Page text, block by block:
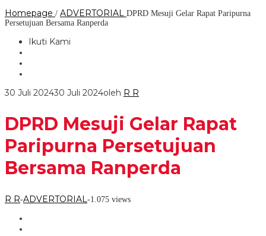
Homepage / ADVERTORIAL DPRD Mesuji Gelar Rapat Paripurna
Persetujuan Bersama Ranperda
Ikuti Kami
30 Juli 202430 Juli 2024oleh R R
DPRD Mesuji Gelar Rapat
Paripurna Persetujuan
Bersama Ranperda
R R-ADVERTORIAL-1.075 views